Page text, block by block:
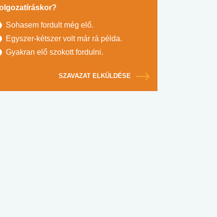
Sohasem fordult még elő.
Egyszer-kétszer volt már rá példa.
Gyakran elő szokott fordulni.
SZAVAZAT ELKÜLDÉSE